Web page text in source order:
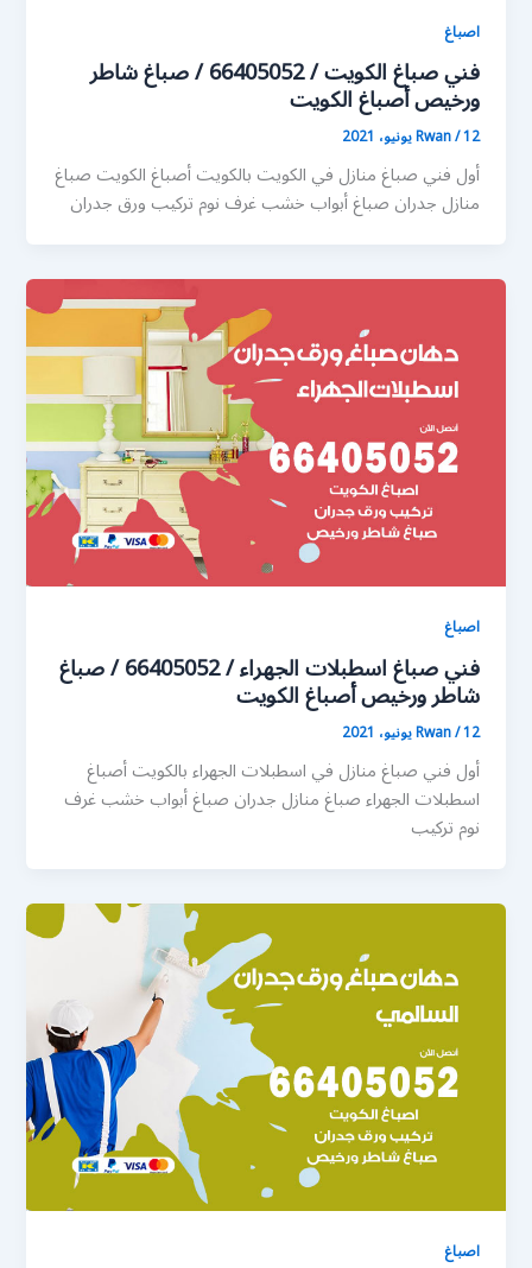
اصباغ
فني صباغ الكويت / 66405052 / صباغ شاطر
ورخيص أصباغ الكويت
Rwan/12 يونيو، 2021
أول فني صباغ منازل في الكويت بالكويت أصباغ الكويت صباغ
منازل جدران صباغ أبواب خشب غرف نوم تركيب ورق جدران
اصباغ
فني صباغ اسطبلات الجهراء / 66405052 / صباغ
شاطر ورخيص أصباغ الكويت
Rwan/12 يونيو، 2021
أول فني صباغ منازل في اسطبلات الجهراء بالكويت أصباغ
اسطبلات الجهراء صباغ منازل جدران صباغ أبواب خشب غرف
نوم تركيب
اصباغ